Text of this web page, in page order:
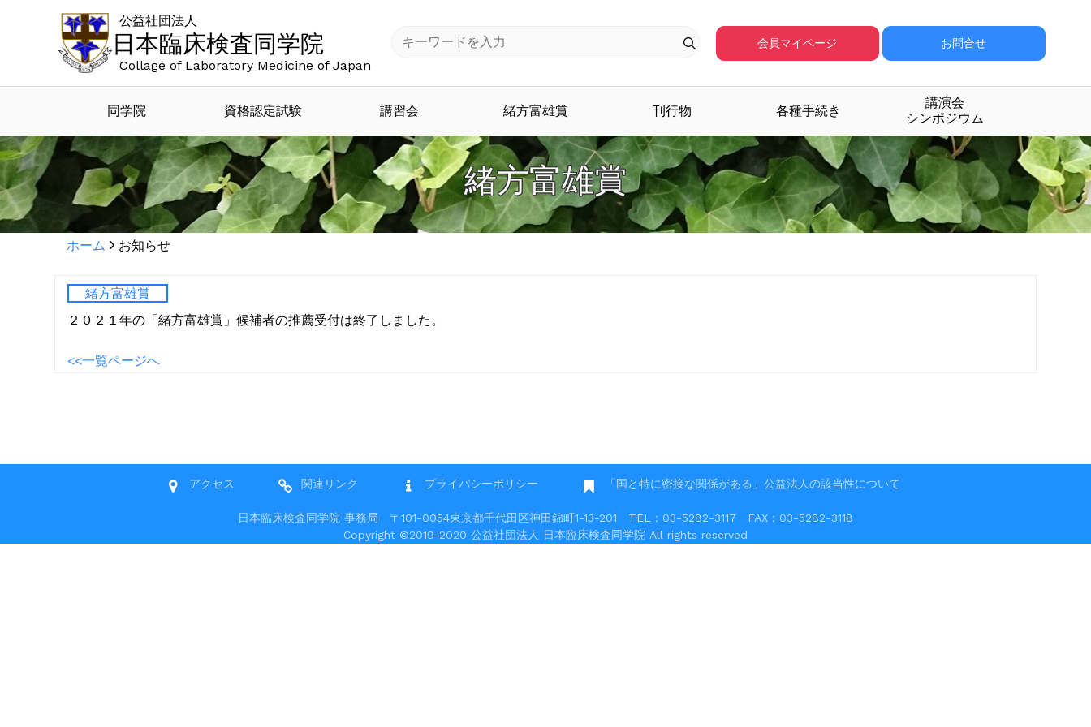
日本臨床検査同学院
公益社団法人
Collage of Laboratory Medicine of Japan
会員マイページ お問合せ
同学院 資格認定試験 講習会 緒方富雄賞 刊行物 各種手続き
講演会
シンポジウム
緒方富雄賞
ホーム お知らせ
緒方富雄賞
２０２１年の「緒方富雄賞」候補者の推薦受付は終了しました。
<<一覧ページへ
アクセス 関連リンク プライバシーポリシー 「国と特に密接な関係がある」公益法人の該当性について
日本臨床検査同学院 事務局 〒101-0054東京都千代田区神田錦町1-13-201 TEL：03-5282-3117 FAX：03-5282-3118
Copyright ©2019-2020 公益社団法人 日本臨床検査同学院 All rights reserved